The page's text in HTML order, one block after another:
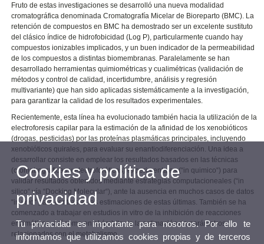
Fruto de estas investigaciones se desarrolló una nueva modalidad
cromatográfica denominada Cromatografía Micelar de Bioreparto (BMC). La
retención de compuestos en BMC ha demostrado ser un excelente sustituto
del clásico índice de hidrofobicidad (Log P), particularmente cuando hay
compuestos ionizables implicados, y un buen indicador de la permeabilidad
de los compuestos a distintas biomembranas. Paralelamente se han
desarrollado herramientas quimiométricas y cualimétricas (validación de
métodos y control de calidad, incertidumbre, análisis y regresión
multivariante) que han sido aplicadas sistemáticamente a la investigación,
para garantizar la calidad de los resultados experimentales.
Recientemente, esta línea ha evolucionado también hacia la utilización de la
electroforesis capilar para la estimación de la afinidad de los xenobióticos
(drogas, pesticidas) por las proteínas plasmáticas principales, incluyendo
xenobióticos quirales, para evaluar su enantiodiferenciación. Una idea a
desarrollar consiste en emplear los resultados basados en las técnicas
(cromatrográficas y electroforéticas) experimentales (“in quimico“) para
validar resultados obtenidos mediante estrategias computacioneales (“in
silico“ vía “Docking Molecular“), ante la ausencia en muchos casos de datos
“in vivo“ para contrastar las estimaciones de estas últimas. También se ha
comenzado a trabajar en estudios in vitro de la inhibición de reacciones
enzimáticas, así como en el ámbito de la estimación de parámetros
relacionados con el metabolismo.
Cookies y política de
privacidad
Tu privacidad es importante para nosotros. Por ello te
informamos que utilizamos cookies propias y de terceros